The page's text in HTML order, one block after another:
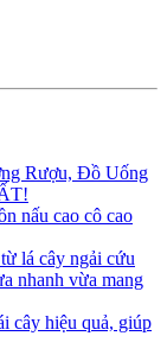
Rượu, Đồ Uống
nấu cao cô cao
lá cây ngải cứu
nhanh vừa mang
cây hiệu quả, giúp